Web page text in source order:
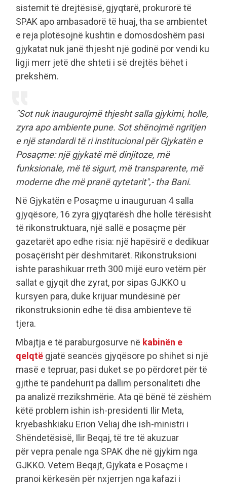
sistemit të drejtësisë, gjyqtarë, prokurorë të
SPAK apo ambasadorë të huaj, tha se ambientet
e reja plotësojnë kushtin e domosdoshëm pasi
gjykatat nuk janë thjesht një godinë por vendi ku
ligji merr jetë dhe shteti i së drejtës bëhet i
prekshëm.
"Sot nuk inaugurojmë thjesht salla gjykimi, holle,
zyra apo ambiente pune. Sot shënojmë ngritjen
e një standardi të ri institucional për Gjykatën e
Posaçme: një gjykatë më dinjitoze, më
funksionale, më të sigurt, më transparente, më
moderne dhe më pranë qytetarit",- tha Bani.
Në Gjykatën e Posaçme u inauguruan 4 salla
gjyqësore, 16 zyra gjyqtarësh dhe holle tërësisht
të rikonstruktuara, një sallë e posaçme për
gazetarët apo edhe risia: një hapësirë e dedikuar
posaçërisht për dëshmitarët. Rikonstruksioni
ishte parashikuar rreth 300 mijë euro vetëm për
sallat e gjyqit dhe zyrat, por sipas GJKKO u
kursyen para, duke krijuar mundësinë për
rikonstruksionin edhe të disa ambienteve të
tjera.
Mbajtja e të paraburgosurve në kabinën e
qelqtë gjatë seancës gjyqësore po shihet si një
masë e tepruar, pasi duket se po përdoret për të
gjithë të pandehurit pa dallim personaliteti dhe
pa analizë rrezikshmërie. Ata që bënë të zëshëm
këtë problem ishin ish-presidenti Ilir Meta,
kryebashkiaku Erion Veliaj dhe ish-ministri i
Shëndetësisë, Ilir Beqaj, të tre të akuzuar
për vepra penale nga SPAK dhe në gjykim nga
GJKKO. Vetëm Beqajt, Gjykata e Posaçme i
pranoi kërkesën për nxjerrjen nga kafazi i